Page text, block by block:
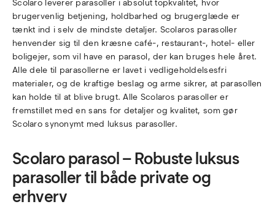
varesiden
Scolaro leverer parasoller i absolut topkvalitet, hvor
brugervenlig betjening, holdbarhed og brugerglæde er
tænkt ind i selv de mindste detaljer. Scolaros parasoller
henvender sig til den kræsne café-, restaurant-, hotel- eller
boligejer, som vil have en parasol, der kan bruges hele året.
Alle dele til parasollerne er lavet i vedligeholdelsesfri
materialer, og de kraftige beslag og arme sikrer, at parasollen
kan holde til at blive brugt. Alle Scolaros parasoller er
fremstillet med en sans for detaljer og kvalitet, som gør
Scolaro synonymt med luksus parasoller.
Scolaro parasol – Robuste luksus
parasoller til både private og
erhverv